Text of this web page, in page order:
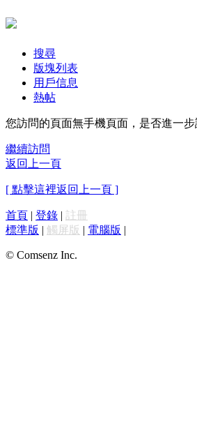
搜尋
版塊列表
用戶信息
熱帖
您訪問的頁面無手機頁面，是否進一步
繼續訪問
返回上一頁
[ 點擊這裡返回上一頁 ]
首頁 | 登錄 | 註冊
標準版 | 觸屏版 | 電腦版 |
© Comsenz Inc.